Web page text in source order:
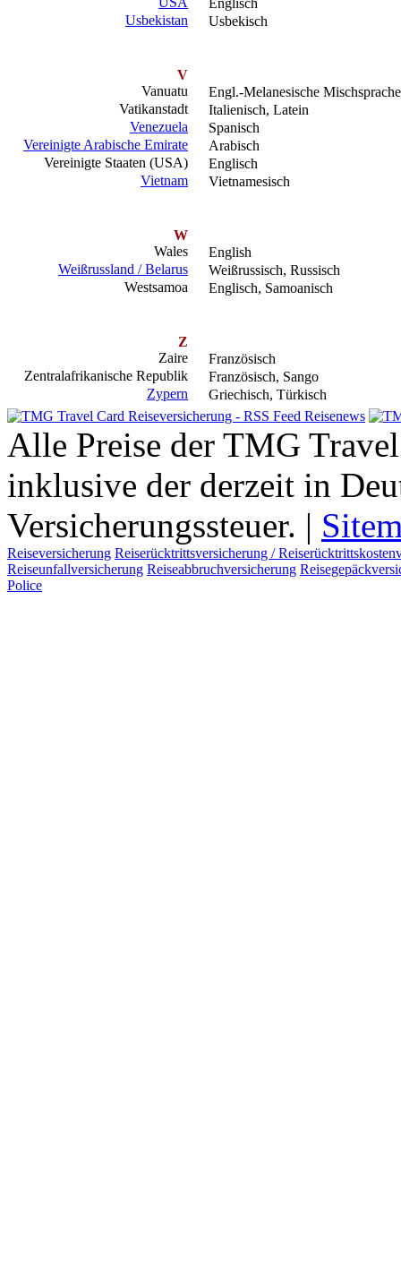
Usbekistan
Usbekisch
V
Vanuatu
Engl.-Melanesische
Vatikanstadt
Italienisch, Latein
Venezuela
Spanisch
Vereinigte Arabische Emirate
Arabisch
Vereinigte Staaten (USA)
Englisch
Vietnam
Vietnamesisch
W
Wales
English
Weißrussland / Belarus
Weißrussisch, Russisch
Westsamoa
Englisch, Samoanisch
Z
Zaire
Französisch
Zentralafrikanische Republik
Französisch, Sango
Zypern
Griechisch, Türkisch
Alle Preise der TMG
inklusive der derzeit in
Versicherungssteuer. |
Reiseversicherung Reiserücktrittsversicherung /
Reiseunfallversicherung Reiseabbruchversicherung
Police